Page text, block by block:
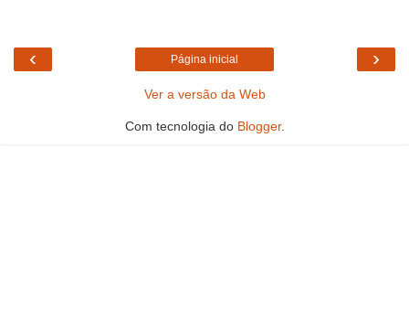
‹ ›
Página inicial
Ver a versão da Web
Com tecnologia do Blogger.